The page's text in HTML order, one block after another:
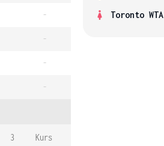
-
-
-
-
3 Kurs
Toronto WTA